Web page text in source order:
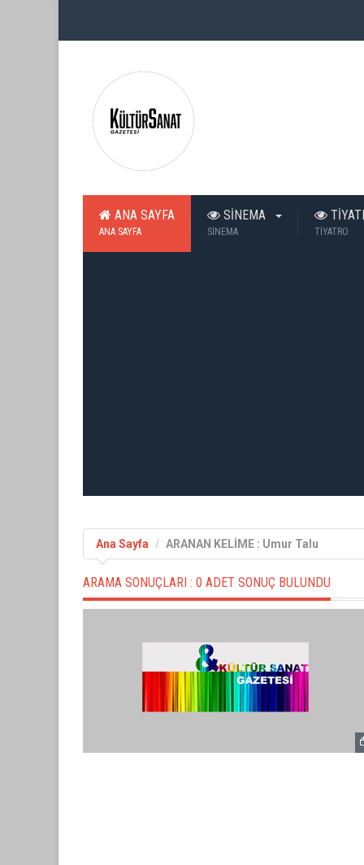
ANA SAYFA
ANA SAYFA
SİNEMA
SİNEMA TİYATRO
Ana Sayfa ARANAN KELİME : Umur Talu
ARAMA SONUÇLARI : 0 ADET SONUÇ BULUNDU